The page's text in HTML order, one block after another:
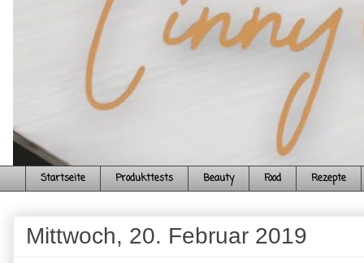
Startseite Produkttests Beauty Food Rezepte
Mittwoch, 20. Februar 2019